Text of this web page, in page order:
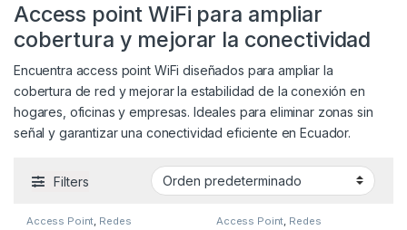
Access point WiFi para ampliar
cobertura y mejorar la conectividad
Encuentra access point WiFi diseñados para ampliar la
cobertura de red y mejorar la estabilidad de la conexión en
hogares, oficinas y empresas. Ideales para eliminar zonas sin
señal y garantizar una conectividad eficiente en Ecuador.
Filters
Access Point, Redes Access Point, Redes